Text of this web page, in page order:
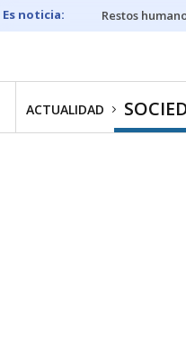
Restos
ACTUALIDAD